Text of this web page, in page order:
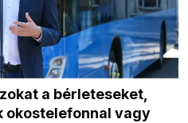
a bérleteseket,
okostelefonnal vagy